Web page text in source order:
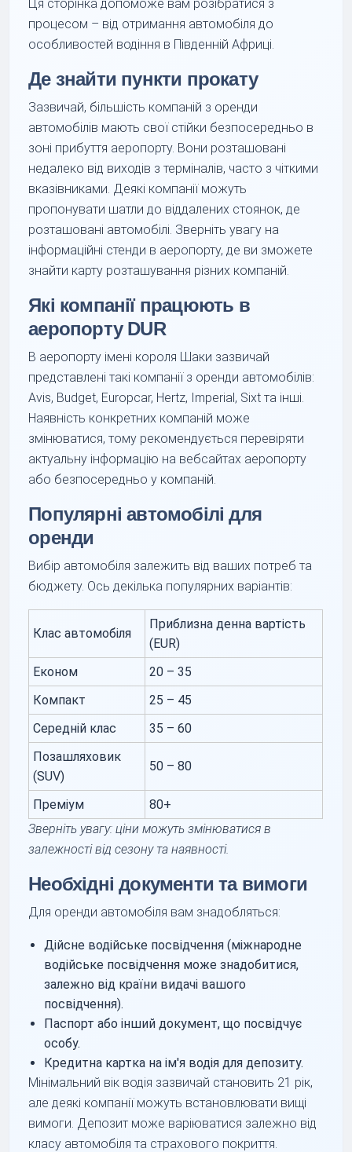
Ця сторінка допоможе вам розібратися з
процесом – від отримання автомобіля до
особливостей водіння в Південній Африці.
Де знайти пункти прокату
Зазвичай, більшість компаній з оренди
автомобілів мають свої стійки безпосередньо в
зоні прибуття аеропорту. Вони розташовані
недалеко від виходів з терміналів, часто з чіткими
вказівниками. Деякі компанії можуть
пропонувати шатли до віддалених стоянок, де
розташовані автомобілі. Зверніть увагу на
інформаційні стенди в аеропорту, де ви зможете
знайти карту розташування різних компаній.
Які компанії працюють в
аеропорту DUR
В аеропорту імені короля Шаки зазвичай
представлені такі компанії з оренди автомобілів:
Avis, Budget, Europcar, Hertz, Imperial, Sixt та інші.
Наявність конкретних компаній може
змінюватися, тому рекомендується перевіряти
актуальну інформацію на вебсайтах аеропорту
або безпосередньо у компаній.
Популярні автомобілі для
оренди
Вибір автомобіля залежить від ваших потреб та
бюджету. Ось декілька популярних варіантів:
Клас автомобіля
Приблизна денна вартість
(EUR)
Економ
20 – 35
Компакт
25 – 45
Середній клас
35 – 60
Позашляховик
(SUV)
50 – 80
Преміум
80+
Зверніть увагу: ціни можуть змінюватися в
залежності від сезону та наявності.
Необхідні документи та вимоги
Для оренди автомобіля вам знадобляться:
Дійсне водійське посвідчення (міжнародне
водійське посвідчення може знадобитися,
залежно від країни видачі вашого
посвідчення).
Паспорт або інший документ, що посвідчує
особу.
Кредитна картка на ім'я водія для депозиту.
Мінімальний вік водія зазвичай становить 21 рік,
але деякі компанії можуть встановлювати вищі
вимоги. Депозит може варіюватися залежно від
класу автомобіля та страхового покриття.